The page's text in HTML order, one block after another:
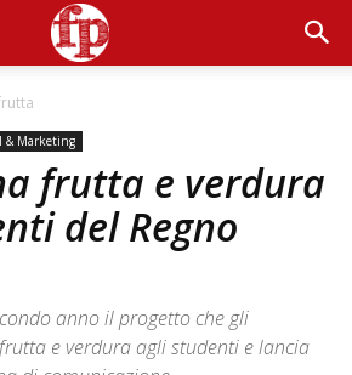
& Marketing
frutta e verdura
del Regno
anno il progetto che gli
e verdura agli studenti e lancia